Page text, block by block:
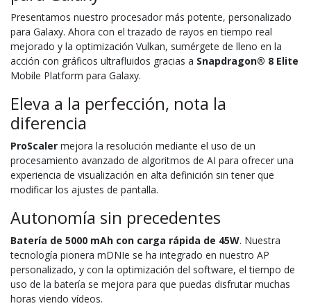
Presentamos nuestro procesador más potente, personalizado
para Galaxy. Ahora con el trazado de rayos en tiempo real
mejorado y la optimización Vulkan, sumérgete de lleno en la
acción con gráficos ultrafluidos gracias a Snapdragon® 8 Elite
Mobile Platform para Galaxy.
Eleva a la perfección, nota la
diferencia
ProScaler mejora la resolución mediante el uso de un
procesamiento avanzado de algoritmos de AI para ofrecer una
experiencia de visualización en alta definición sin tener que
modificar los ajustes de pantalla.
Autonomía sin precedentes
Batería de 5000 mAh con carga rápida de 45W. Nuestra
tecnología pionera mDNIe se ha integrado en nuestro AP
personalizado, y con la optimización del software, el tiempo de
uso de la batería se mejora para que puedas disfrutar muchas
horas viendo vídeos.